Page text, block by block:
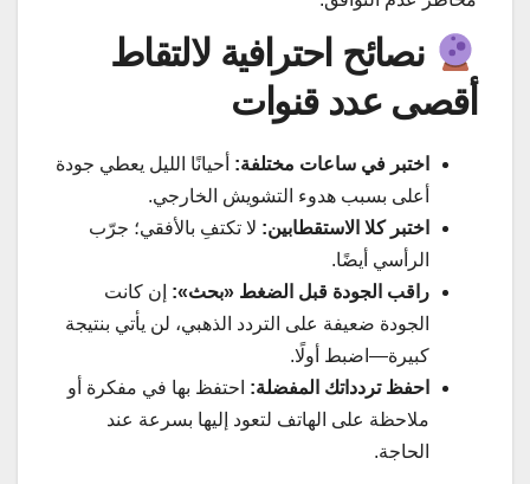
نصائح احترافية لالتقاط
أقصى عدد قنوات
اختبر في ساعات مختلفة: أحيانًا الليل يعطي جودة
أعلى بسبب هدوء التشويش الخارجي.
اختبر كلا الاستقطابين: لا تكتفِ بالأفقي؛ جرّب
الرأسي أيضًا.
راقب الجودة قبل الضغط «بحث»: إن كانت
الجودة ضعيفة على التردد الذهبي، لن يأتي بنتيجة
كبيرة—اضبط أولًا.
احفظ تردداتك المفضلة: احتفظ بها في مفكرة أو
ملاحظة على الهاتف لتعود إليها بسرعة عند
الحاجة.